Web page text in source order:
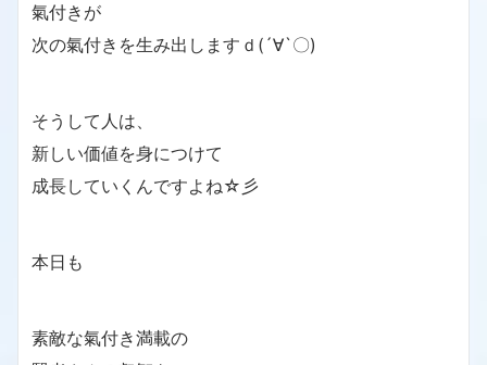
氣付きが
次の氣付きを生み出しますｄ(´∀`〇)
そうして人は、
新しい価値を身につけて
成長していくんですよね☆彡
本日も
素敵な氣付き満載の